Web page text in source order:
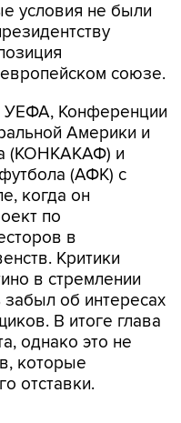
условия не были
европейском союзе.
УЕФА, Конференции
Америки и
(КОНКАКАФ) и
(АФК) с
когда он
по
в
Критики
в стремлении
об интересах
В итоге глава
однако это не
которые
отставки.